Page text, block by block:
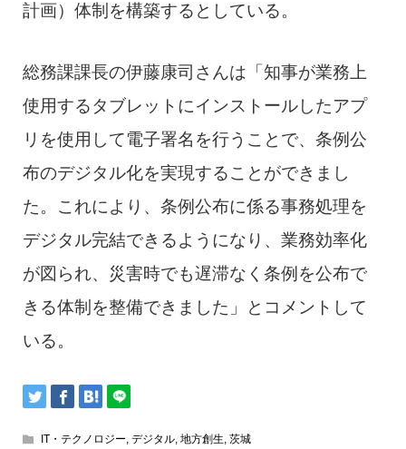
計画）体制を構築するとしている。
総務課課長の伊藤康司さんは「知事が業務上
使用するタブレットにインストールしたアプ
リを使用して電子署名を行うことで、条例公
布のデジタル化を実現することができまし
た。これにより、条例公布に係る事務処理を
デジタル完結できるようになり、業務効率化
が図られ、災害時でも遅滞なく条例を公布で
きる体制を整備できました」とコメントして
いる。
IT・テクノロジー, デジタル, 地方創生, 茨城